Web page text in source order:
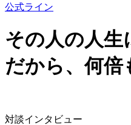
公式ライン
その人の人生
だから、何倍
対談インタビュー